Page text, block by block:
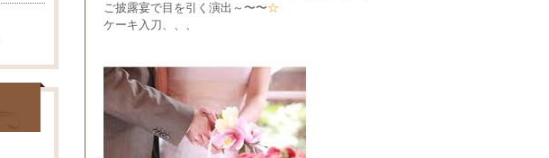
ご披露宴で目を引く演出～〜〜☆
ケーキ入刀、、、